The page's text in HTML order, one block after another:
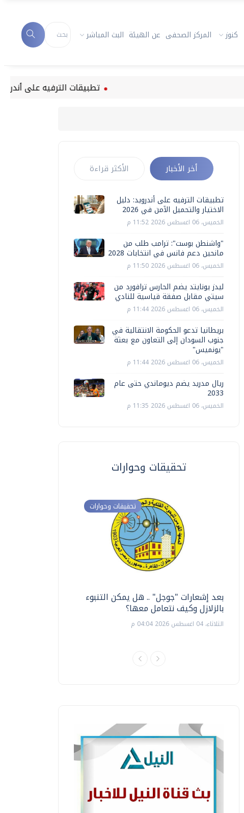
كنوز المركز الصحفى عن الهيئة البث المباشر
تطبيقات الترفيه على أندرويد: دليل
أخر الأخبار الأكثر قراءة
تطبيقات الترفيه على أندرويد: دليل
الاختيار والتحميل الآمن في 2026
الخميس، 06 اغسطس 2026 11:52 م
"واشنطن بوست": ترامب طلب من
مانحين دعم فانس في انتخابات 2028
الخميس، 06 اغسطس 2026 11:50 م
ليدز يونايتد يضم الحارس ترافورد من
سيتي مقابل صفقة قياسية للنادي
الخميس، 06 اغسطس 2026 11:44 م
بريطانيا تدعو الحكومة الانتقالية في
جنوب السودان إلى التعاون مع بعثة
"يونميس"
الخميس، 06 اغسطس 2026 11:44 م
ريال مدريد يضم ديوماندي حتى عام
2033
الخميس، 06 اغسطس 2026 11:35 م
تحقيقات وحوارات
تحقيقات وحوارات
بعد إشعارات "جوجل" .. هل يمكن التنبوء
بالزلازل وكيف نتعامل معها؟
الثلاثاء، 04 اغسطس 2026 04:04 م